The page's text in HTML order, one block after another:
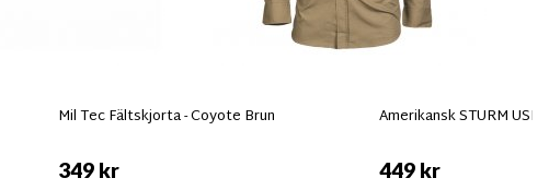
Mil Tec Fältskjorta - Coyote Brun
349 kr
Amerikansk STURM
449 kr